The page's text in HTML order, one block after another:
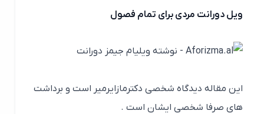
ویل دورانت مردی برای تمام فصول
این مقاله دیدگاه شخصی دکترمازایرمیر است و برداشت
های صرفا شخصی ایشان است .